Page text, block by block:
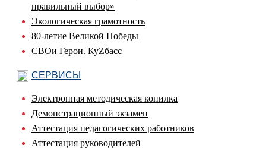
правильный выбор»
Экологическая грамотность
80-летие Великой Победы
СВОи Герои. КуZбасс
СЕРВИСЫ
Электронная методическая копилка
Демонстрационный экзамен
Аттестация педагогических работников
Аттестация руководителей